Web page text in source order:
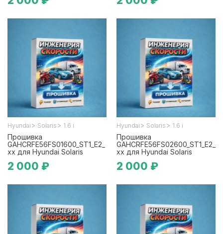
Hyundai > Solaris > 1.6 i
Прошивка
GAHCRFE56FS01600_ST1_E2_
xx для Hyundai Solaris
2 000 ₽
Hyundai > Solaris > 1.6 i
Прошивка
GAHCRFE56FS02600_ST1_E2_
xx для Hyundai Solaris
2 000 ₽